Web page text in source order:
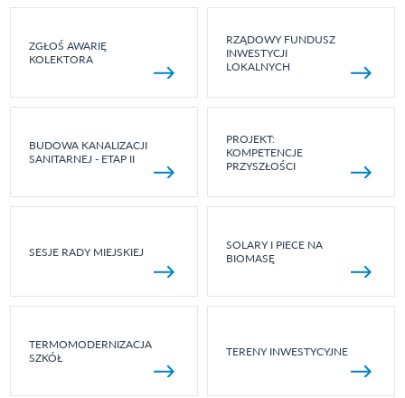
ZGŁOŚ AWARIĘ
KOLEKTORA
RZĄDOWY FUNDUSZ
INWESTYCJI
LOKALNYCH
BUDOWA KANALIZACJI
SANITARNEJ - ETAP II
PROJEKT:
KOMPETENCJE
PRZYSZŁOŚCI
SESJE RADY MIEJSKIEJ
SOLARY I PIECE NA
BIOMASĘ
TERMOMODERNIZACJA
SZKÓŁ
TERENY INWESTYCYJNE